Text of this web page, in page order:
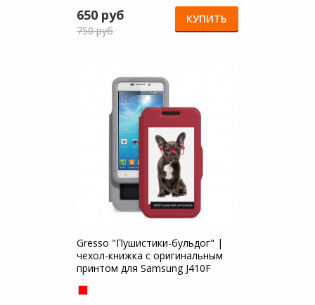
650 руб
750 руб
КУПИТЬ
Gresso "Пушистики-бульдог" |
чехол-книжка с оригинальным
принтом для Samsung J410F